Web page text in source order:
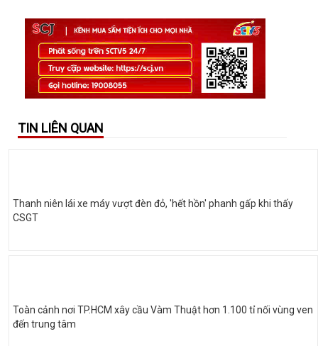
TIN LIÊN QUAN
Thanh niên lái xe máy vượt đèn đỏ, 'hết hồn' phanh gấp khi thấy
CSGT
Toàn cảnh nơi TP.HCM xây cầu Vàm Thuật hơn 1.100 tỉ nối vùng ven
đến trung tâm